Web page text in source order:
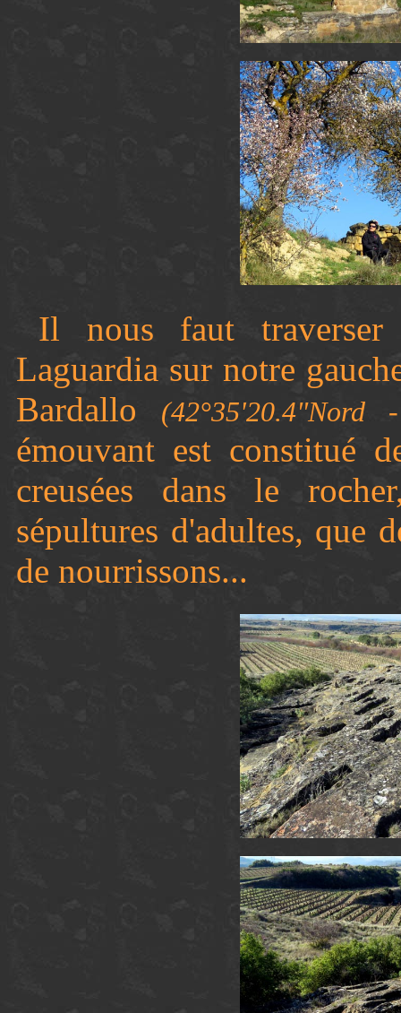
Il nous faut
Laguardia sur notre
Bardallo
(42°35'20.4"Nord
émouvant est constitué
creusées dans le
sépultures d'adultes, que
de nourrissons...